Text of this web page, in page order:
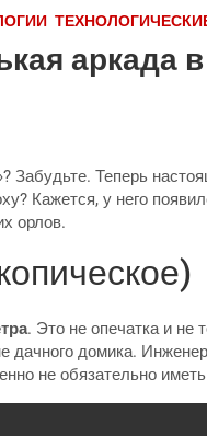
аркада
Теперь
Кажется, у него
орлов.
. Это не опечатка и не
домика.
не обязательно